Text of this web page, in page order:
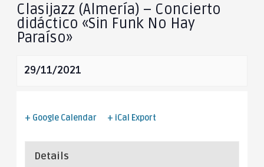
Clasijazz (Almería) – Concierto
didáctico «Sin Funk No Hay
Paraíso»
29/11/2021
+ Google Calendar + iCal Export
Details